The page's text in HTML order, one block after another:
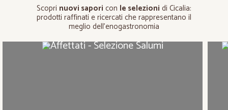
Scopri nuovi sapori con le selezioni di Cicalia:
prodotti raffinati e ricercati che rappresentano il
meglio dell’enogastronomia